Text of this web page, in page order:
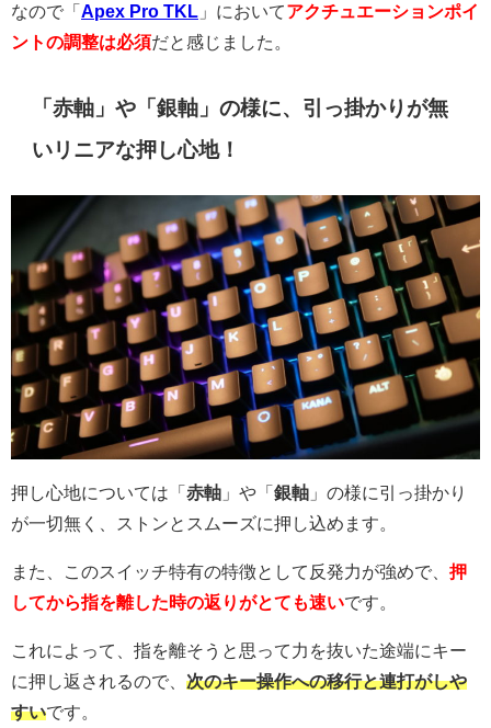
なので「 Apex Pro TKL 」においてアクチュエーションポイ
ントの調整は必須だと感じました。
「赤軸」や「銀軸」の様に、引っ掛かりが無
いリニアな押し心地！
押し心地については「 赤軸 」や「 銀軸 」の様に引っ掛かり
が一切無く、ストンとスムーズに押し込めます。
また、このスイッチ特有の特徴として反発力が強めで、 押
してから指を離した時の返りがとても速いです。
これによって、指を離そうと思って力を抜いた途端にキー
に押し返されるので、 次のキー操作への移行と連打がしや
すいです。